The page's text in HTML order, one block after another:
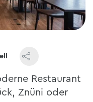
Restaurant
Znüni oder